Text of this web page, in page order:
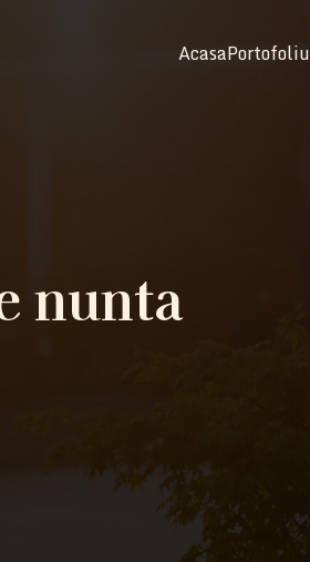
AcasaPortofoliu
nunta